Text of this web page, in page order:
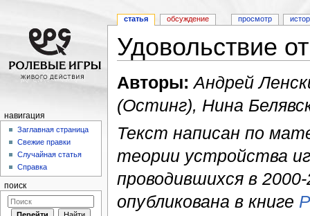
Удовольствие
Авторы: Андрей
(Остинг), Нина
Текст написан по
теории устройства
проводившихся в
опубликована в книге
статья обсуждение просмотр
навигация
Заглавная страница
Свежие правки
Случайная статья
Справка
поиск